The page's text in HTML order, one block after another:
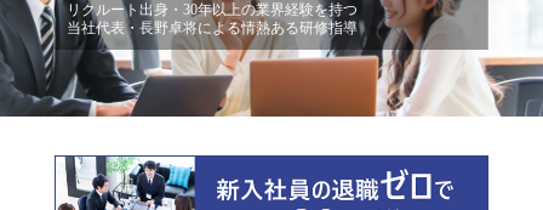
リクルート出身・30年以上の業界経験を持つ
当社代表・長野卓将による情熱ある研修指導